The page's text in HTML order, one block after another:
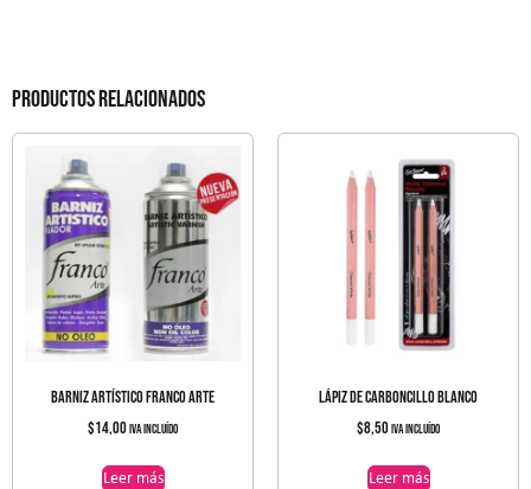
Productos relacionados
BARNIZ ARTÍSTICO FRANCO ARTE
$14,00IVA incluído
Leer más
LÁPIZ DE CARBONCILLO BLANCO
$8,50IVA incluído
Leer más